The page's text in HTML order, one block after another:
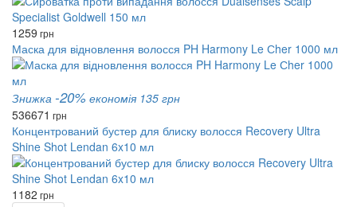
1259 грн
Маска для відновлення волосся PH Harmony Le Сher 1000 мл
Знижка -20% економія 135 грн
536671 грн
Концентрований бустер для блиску волосся Recovery Ultra
Shine Shot Lendan 6x10 мл
1182 грн